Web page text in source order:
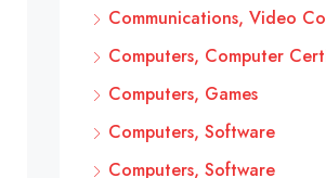
Communications, Video
Computers, Computer
Computers, Games
Computers, Software
Computers, Software